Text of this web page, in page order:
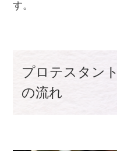
す。
プロテスタン
の流れ